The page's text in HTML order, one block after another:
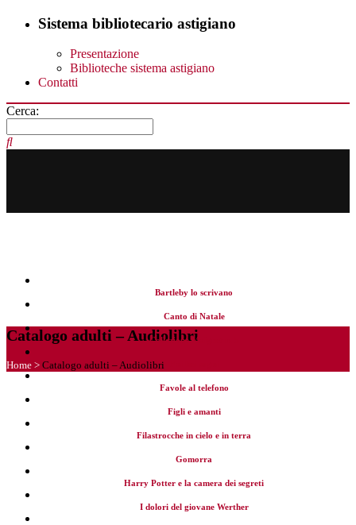
Sistema bibliotecario astigiano
Presentazione
Biblioteche sistema astigiano
Contatti
Cerca:
Catalogo adulti – Audiolibri
Home > Catalogo adulti – Audiolibri
Bartleby lo scrivano
Canto di Natale
Collezione Maigret n. 5
Favole al telefono
Figli e amanti
Filastrocche in cielo e in terra
Gomorra
Harry Potter e la camera dei segreti
I dolori del giovane Werther